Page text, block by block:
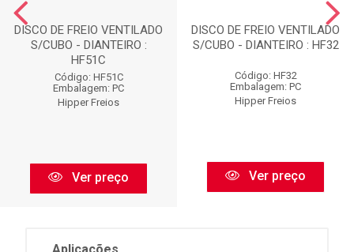
DISCO DE FREIO VENTILADO
S/CUBO - DIANTEIRO :
HF51C
Código: HF51C
Embalagem: PC
Hipper Freios
Ver preço
DISCO DE FREIO VENTILADO
S/CUBO - DIANTEIRO : HF32
Código: HF32
Embalagem: PC
Hipper Freios
Ver preço